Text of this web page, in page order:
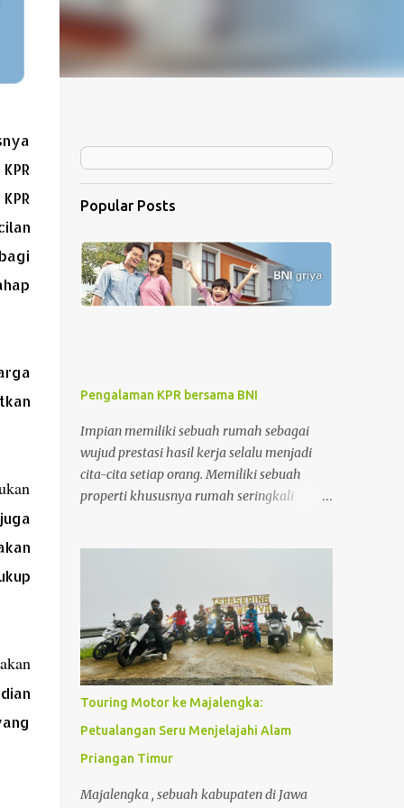
Popular Posts
Pengalaman KPR bersama BNI
Impian memiliki sebuah rumah sebagai
wujud prestasi hasil kerja selalu menjadi
cita-cita setiap orang. Memiliki sebuah
properti khususnya rumah seringkali
dikumpulkan untuk sebuah investasi yang
memberikan keuntungan maksimal dalam
jangka panjang. Dan properti dalam hal ini
adalah rumah menjadi pilihan investasi
yang sangat saya impikan. Disamping nilai
investasi ini yang selalu bertambah setiap
tahunnya, membeli rumah juga menjadi
investasi yang mampu menghemat
per bulannya saat ini sudah hampir
Touring Motor ke Majalengka:
Petualangan Seru Menjelajahi Alam
Priangan Timur
Majalengka , sebuah kabupaten di Jawa